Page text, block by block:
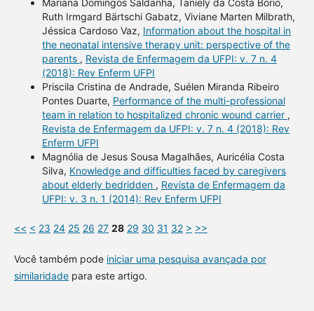
Ruth Irmgard Bärtschi Gabatz, Viviane Marten Milbrath,
Jéssica Cardoso Vaz, Information about the hospital in
the neonatal intensive therapy unit: perspective of the
parents , Revista de Enfermagem da UFPI: v. 7 n. 4
(2018): Rev Enferm UFPI
Priscila Cristina de Andrade, Suélen Miranda Ribeiro
Pontes Duarte, Performance of the multi-professional
team in relation to hospitalized chronic wound carrier ,
Revista de Enfermagem da UFPI: v. 7 n. 4 (2018): Rev
Enferm UFPI
Magnólia de Jesus Sousa Magalhães, Auricélia Costa
Silva, Knowledge and difficulties faced by caregivers
about elderly bedridden , Revista de Enfermagem da
UFPI: v. 3 n. 1 (2014): Rev Enferm UFPI
<< < 23 24 25 26 27 28 29 30 31 32 > >>
Você também pode iniciar uma pesquisa avançada por
similaridadepara este artigo.